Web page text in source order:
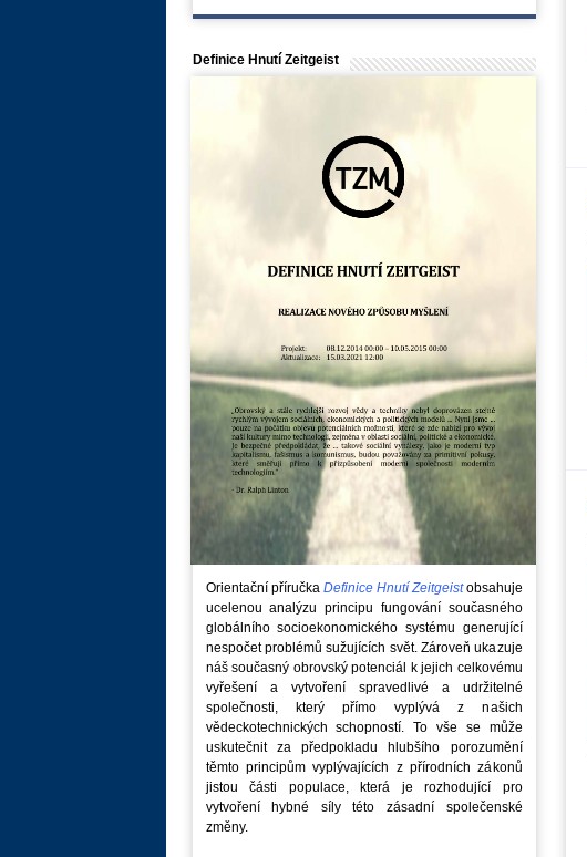
Definice Hnutí Zeitgeist
Orientační příručka Definice Hnutí Zeitgeistobsahuje
ucelenou analýzu principu fungování současného
globálního socioekonomického systému generující
nespočet problémů sužujících svět. Zároveň ukazuje
náš současný obrovský potenciál k jejich celkovému
vyřešení a vytvoření spravedlivé a udržitelné
společnosti, který přímo vyplývá z našich
vědeckotechnických schopností. To vše se může
uskutečnit za předpokladu hlubšího porozumění
těmto principům vyplývajících z přírodních zákonů
jistou části populace, která je rozhodující pro
vytvoření hybné síly této zásadní společenské
změny.